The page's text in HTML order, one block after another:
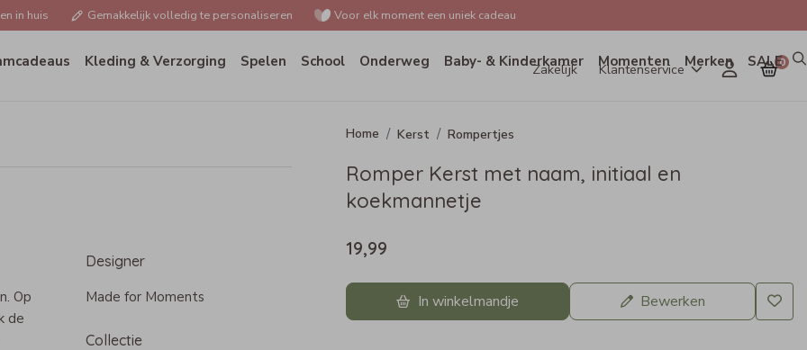
in huis Gemakkelijk volledig te personaliseren Voor elk moment een uniek cadeau
Zakelijk Klantenservice 0
Kleding & Verzorging Spelen School Onderweg Baby- & Kinderkamer Momenten Merken SALE
Op
de
Designer
Made for Moments
Collectie
Kerst Rompertjes
Romper Kerst met naam, initiaal en
koekmannetje
19,99
In winkelmandje Bewerken